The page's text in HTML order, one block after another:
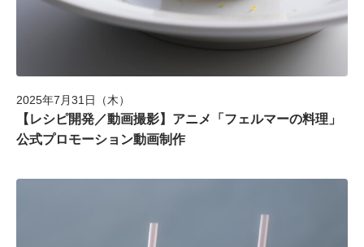
2025年7月31日（木）
【レシピ開発／動画撮影】アニメ「フェルマーの料理」
公式プロモーション動画制作